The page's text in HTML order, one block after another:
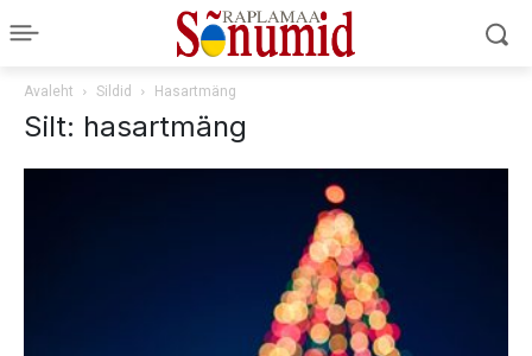
Avaleht Sildid Hasartmäng
Silt: hasartmäng